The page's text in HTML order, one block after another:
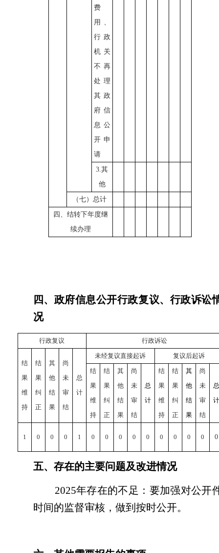
费
用、
行政
机关
不再
处理
其政
府信
息公
开申
请
3.其
他
（七）总计
四、结转下年度继
续办理
四、 政府信息公开行政复议、行政诉讼
况
行政复议 行政诉讼
结
果
维
持
结
果
纠
正
其
他
结
果
尚
未
审
结
总
计
未经复议直接起诉 复议后起诉
结
果
维
持
结
果
纠
正
其
他
结
果
尚
未
审
结
总
计
结
果
维
持
结
果
纠
正
其
他
结
果
尚
未
审
结
总
计
1 0 0 0 1 0 0 0 0 0 0 0 0 0 0
五、存在的主要问题及改进情况
2025年存在的不足：要加强对公开
时间的监督审核，做到按时公开。